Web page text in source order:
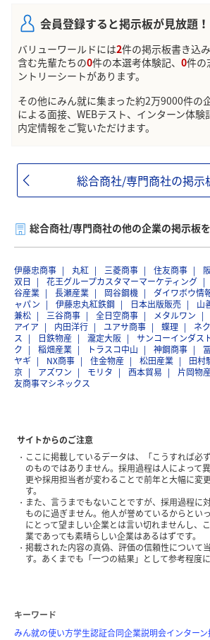
会員登録すると掲示板が見放題！
バリューワールドには2件の掲示板書き込
含む先輩たちの0件の本選考体験記、 0件の
ントリーシートがあります。
その他にみん就に集まった約2万9000件の
による面接、WEBテスト、インターン体験
内定情報をご覧いただけます。
総合商社/専門商社の掲示
総合商社/専門商社の他の企業の掲示板
伊藤忠商事 丸紅 三菱商事 住友商事
双日
花王グループカスタマーマーケティング
谷産業
長瀬産業 岡谷鋼機 ダイワボウ情
ャパン
伊藤忠丸紅鉄鋼 日本出版販売 山
兼松
三谷商事 全日空商事 メタルワン
アイア
内田洋行 ユアサ商事 蝶理
ネ
ス
日鉄物産 瀧定大阪 サンコーインダス
ク
稲畑産業 トラスコ中山 神鋼商事
ヤギ
NX商事 住金物産 松田産業 田村
京
アズワン モリタ 西本貿易 片岡物
友商事マシネックス
サイトからのご注意
ここに掲載しているデータは、「こうすれば必
のものではありません。採用過程は人によって
更や採用担当者が変わることで前年と大幅に変
す。
また、言うまでもないことですが、採用過程に
ものに過ぎません。他人が誉めているからとい
にとって望ましい企業とは言い切れませんし、
業であっても素晴らしい企業はあるはずです。
掲載された内容の真偽、評価の信頼性について
す。あくまでも「一つの結果」として参考程度
キーワード
みん就の使い方学生認証合同企業説明会インターン